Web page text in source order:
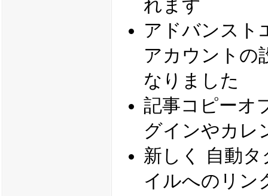
れます
アドバンスト
アカウントの
なりました
記事コピーオ
グインやカレ
新しく 自動
イルへのリン